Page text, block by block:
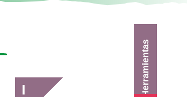
Herramientas